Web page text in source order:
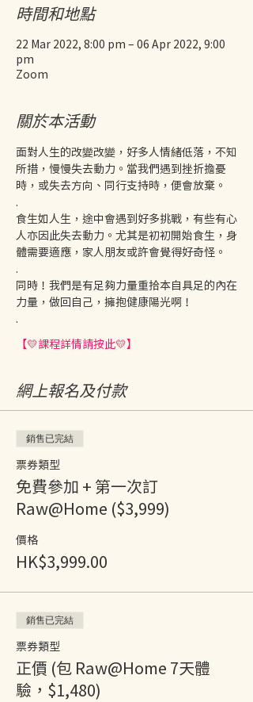
時間和地點
22 Mar 2022, 8:00 pm – 06 Apr 2022, 9:00
pm
Zoom
關於本活動
面對人生的改變改變，好多人情緒低落，不知
所措，慢慢失去動力。當我們遇到挫折擔憂
時，或失去方向、同行支持時，便會放棄。
.
食生如人生，途中會遇到好多挑戰，有些有心
人亦因此失去動力。尤其是初初開始食生，身
體需要適應，家人朋友或許會覺得好奇怪。
.
同時！我們是有足夠力量重拾本自具足的內在
力量，做回自己，擁抱健康陽光啊！
.
【💛課程詳情請按此💛】
網上報名及付款
銷售已完結
票券類型
免費參加 + 第一次訂
Raw@Home ($3,999)
價格
HK$3,999.00
銷售已完結
票券類型
正價 (包 Raw@Home 7天體
驗，$1,480)